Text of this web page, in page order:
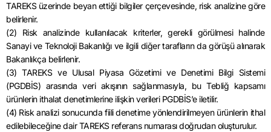
TAREKS üzerinde beyan ettiği bilgiler çerçevesinde, risk analizine göre
belirlenir.
(2) Risk analizinde kullanılacak kriterler, gerekli görülmesi halinde
Sanayi ve Teknoloji Bakanlığı ve ilgili diğer tarafların da görüşü alınarak
Bakanlıkça belirlenir.
(3) TAREKS ve Ulusal Piyasa Gözetimi ve Denetimi Bilgi Sistemi
(PGDBİS) arasında veri akışının sağlanmasıyla, bu Tebliğ kapsamı
ürünlerin ithalat denetimlerine ilişkin verileri PGDBİS’e iletilir.
(4) Risk analizi sonucunda fiili denetime yönlendirilmeyen ürünlerin ithal
edilebileceğine dair TAREKS referans numarası doğrudan oluşturulur.